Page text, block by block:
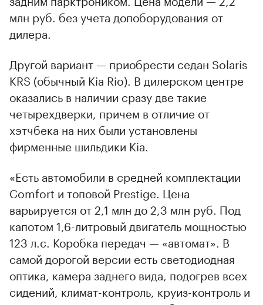
млн руб. без учета допоборудования от
дилера.
Другой вариант — приобрести седан Solaris
KRS (обычный Kia Rio). В дилерском центре
оказались в наличии сразу две такие
четырехдверки, причем в отличие от
хэтчбека на них были установлены
фирменные шильдики Kia.
«Есть автомобили в средней комплектации
Comfort и топовой Prestige. Цена
варьируется от 2,1 млн до 2,3 млн руб. Под
капотом 1,6-литровый двигатель мощностью
123 л.с. Коробка передач — «автомат». В
самой дорогой версии есть светодиодная
оптика, камера заднего вида, подогрев всех
сидений, климат-контроль, круиз-контроль и